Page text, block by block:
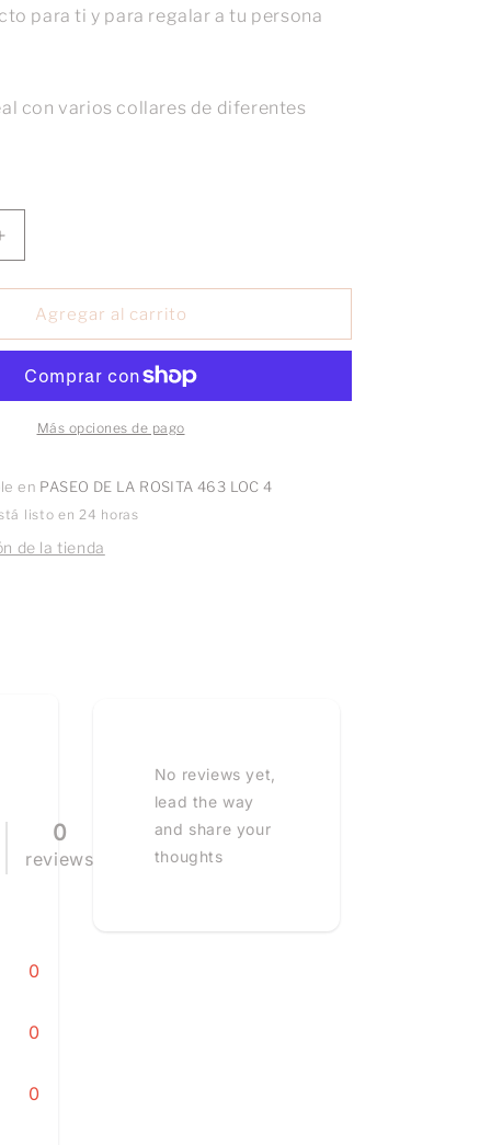
para ti y para regalar a tu persona
con varios collares de diferentes
Aumentar
CollarAgregar al carrito
Más opciones de pago
en PASEO DE LA ROSITA 463 LOC 4
listo en 24 horas
de la tienda
0
reviews
0
0
0
No reviews yet,
lead the way
and share your
thoughts